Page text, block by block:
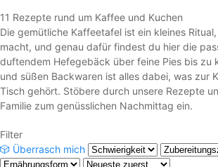
11 Rezepte rund um Kaffee und Kuchen
Die gemütliche Kaffeetafel ist ein kleines
macht, und genau dafür findest du hier die
duftendem Hefegebäck über feine Pies bis zu
und süßen Backwaren ist alles dabei, was zur
Tisch gehört. Stöbere durch unsere Rezepte
Familie zum genüsslichen Nachmittag ein.
Filter
🎲 Überrasch mich